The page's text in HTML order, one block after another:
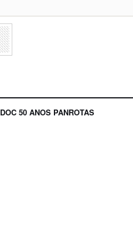
DOC 50 ANOS PANROTAS